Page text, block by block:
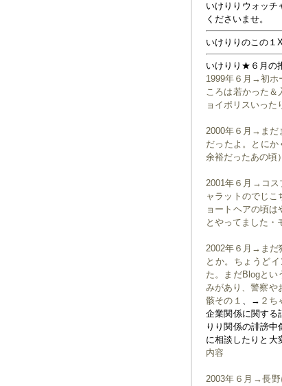
いけりりウォッチ
くださいませ。
いけりりのこの１
いけりり★６月の
1999年６月→初ホ
ころは若かった＆
ョイポリスいった
2000年６月→まだ
だったよ。とに
余裕だったあの頃
2001年６月→コス
ャラットのでじ
ョートヘアの頃
とやってました・
2002年６月→まだ
とか。ちょうど
た。まだBlogとい
みがあり、警察
骸その１ 、→ ２ち
企業関係に関する
りり関係の誹謗
に相談したりと
内容
2003年６月→長野